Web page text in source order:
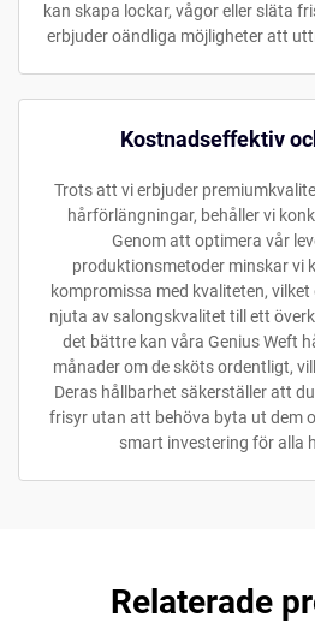
kan skapa lockar, vågor eller släta
erbjuder oändliga möjligheter att
Kostnadseffektiv
Trots att vi erbjuder
hårförlängningar, behåller vi
Genom att optimera vår
produktionsmetoder minskar vi
kompromissa med kvaliteten,
njuta av salongskvalitet till ett
det bättre kan våra Genius Weft
månader om de sköts ordentligt,
Deras hållbarhet säkerställer att
frisyr utan att behöva byta ut dem
smart investering för alla
Relaterade